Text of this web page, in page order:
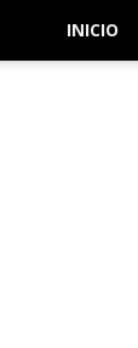
INICIO